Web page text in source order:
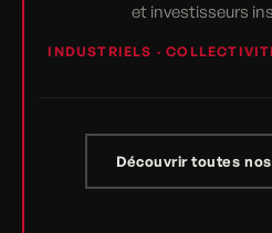
et investisseurs
INDUSTRIELS ·
Découvrir toutes